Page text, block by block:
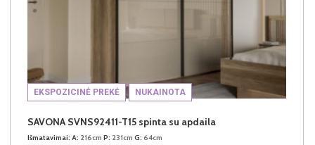
EKSPOZICINĖ PREKĖ NUKAINOTA
SAVONA SVNS92411-T15 spinta su apdaila
Išmatavimai: A: 216cm P: 231cm G: 64cm